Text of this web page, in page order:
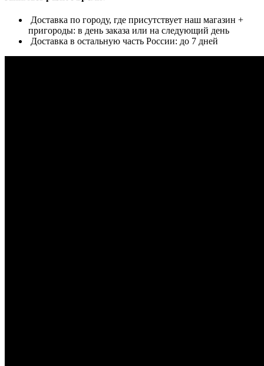
Доставка по городу, где присутствует наш магазин +
пригороды: в день заказа или на следующий день
Доставка в остальную часть России: до 7 дней